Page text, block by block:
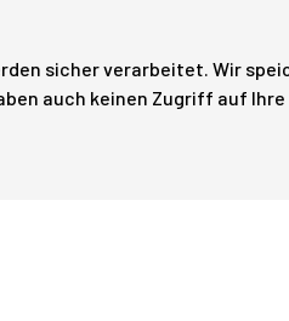
sicher verarbeitet. Wir
auch keinen Zugriff auf Ihre